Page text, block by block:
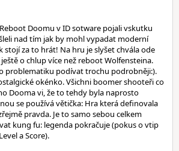
Doomu v ID sotware pojali vskutku
nad tím jak by mohl vypadat moderní
stojí za to hrát! Na hru je slyšet chvála ode
o chlup více než reboot Wolfensteina.
problematiku podívat trochu podrobněji:).
okénko. Všichni boomer shooteři co
Dooma vi, že to tehdy byla naprosto
se používá větička: Hra která definovala
pravda. Je to samo sebou celkem
kung fu: legenda pokračuje (pokus o vtip
a Score).